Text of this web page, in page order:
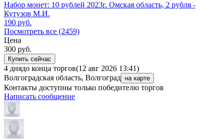
Набор монет: 10 рублей 2023г. Омская область, 2 рубля -
Кутузов М.И.
190 руб.
Посмотреть все (2459)
Цена
300 руб.
Купить сейчас
4 днядо конца торгов(12 авг 2026 13:41)
Волгоградская область, Волгоград на карте
Контакты доступны только победителю торгов
Написать сообщение